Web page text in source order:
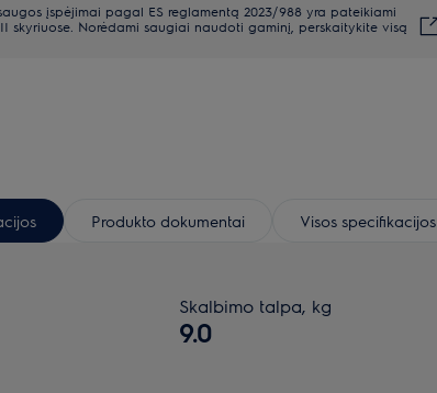
įspėjimai pagal ES reglamentą 2023/988 yra pateikiami
Norėdami saugiai naudoti gaminį, perskaitykite visą
Produkto dokumentai Visos specifikacijos
Skalbimo talpa, kg
9.0